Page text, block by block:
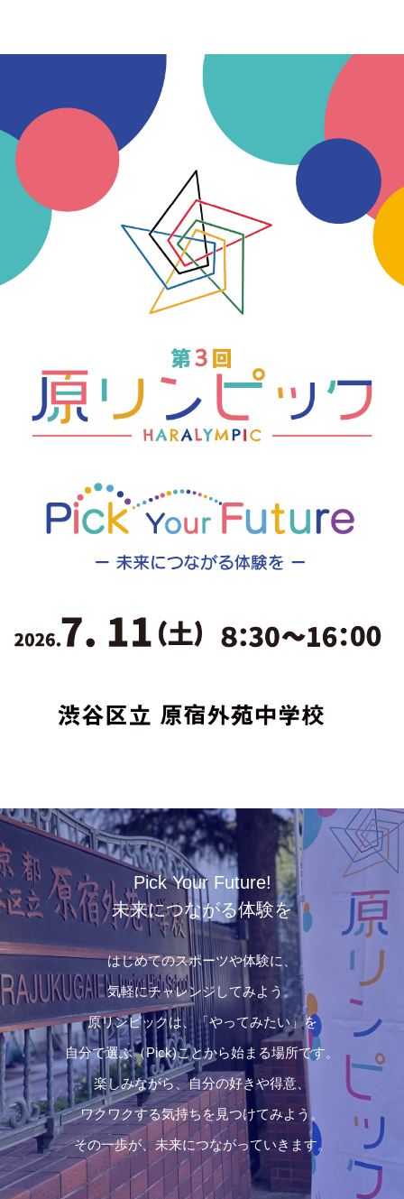
Pick Your Future!
未来につながる体験を
はじめてのスポーツや体験に、
気軽にチャレンジしてみよう。
原リンピックは、「やってみたい」を
自分で選ぶ（Pick)ことから始まる場所です。
楽しみながら、自分の好きや得意、
ワクワクする気持ちを見つけてみよう。
その一歩が、未来につながっていきます。